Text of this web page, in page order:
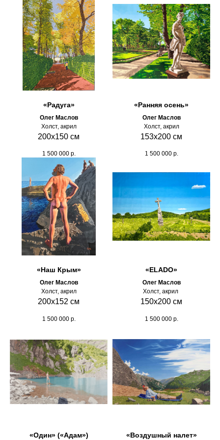
«Радуга»
Олег Маслов
Холст, акрил
200х150 см
1 500 000 р.
«Ранняя осень»
Олег Маслов
Холст, акрил
153х200 см
1 500 000 р.
«Наш Крым»
Олег Маслов
Холст, акрил
200х152 см
1 500 000 р.
«ELADO»
Олег Маслов
Холст, акрил
150х200 см
1 500 000 р.
«Один» («Адам») «Воздушный налет»